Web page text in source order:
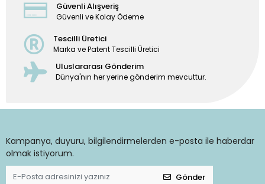
Güvenli Alışveriş
Güvenli ve Kolay Ödeme
Tescilli Üretici
Marka ve Patent Tescilli Üretici
Uluslararası Gönderim
Dünya'nın her yerine gönderim mevcuttur.
Kampanya, duyuru, bilgilendirmelerden e-posta ile haberdar
olmak istiyorum.
Gönder